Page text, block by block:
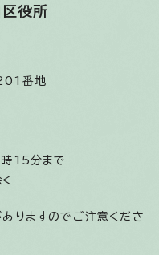
役所
番地
15分まで
りますのでご注意くださ